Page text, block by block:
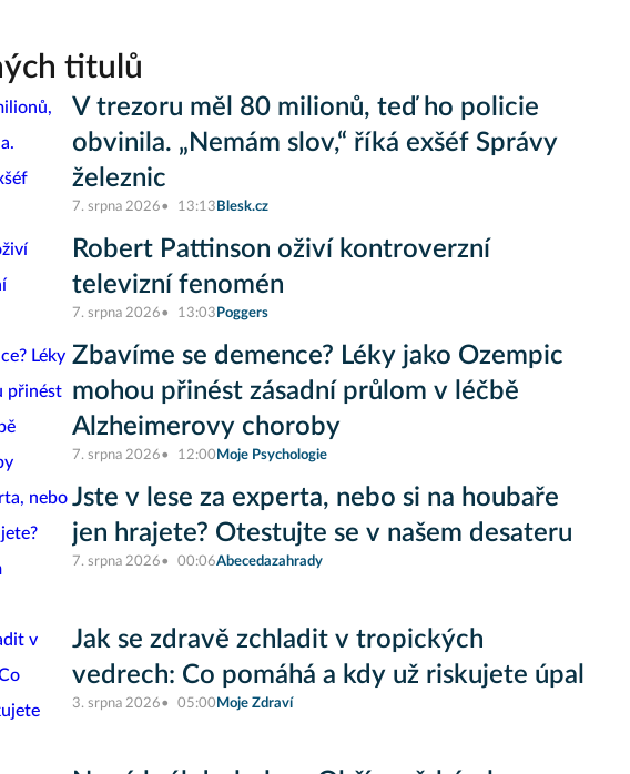
titulů
V trezoru měl 80 milionů, teď ho policie
obvinila. „Nemám slov,“ říká exšéf Správy
železnic
7. srpna 2026 13:13 Blesk.cz
Robert Pattinson oživí kontroverzní
televizní fenomén
7. srpna 2026 13:03 Poggers
Zbavíme se demence? Léky jako Ozempic
mohou přinést zásadní průlom v léčbě
Alzheimerovy choroby
7. srpna 2026 12:00 Moje Psychologie
Jste v lese za experta, nebo si na houbaře
jen hrajete? Otestujte se v našem desateru
7. srpna 2026 00:06Abecedazahrady
Jak se zdravě zchladit v tropických
vedrech: Co pomáhá a kdy už riskujete úpal
3. srpna 2026 05:00 Moje Zdraví